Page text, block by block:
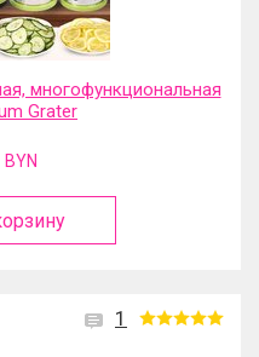
многофункциональная
Grater
BYN
1